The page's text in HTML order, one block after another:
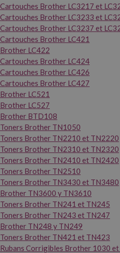
Cartouches Brother LC3217 et
Cartouches Brother LC3233 et
Cartouches Brother LC3237 et
Cartouches Brother LC421
Brother LC422
Cartouches Brother LC424
Cartouches Brother LC426
Cartouches Brother LC427
Brother LC521
Brother LC527
Brother BTD108
Toners Brother TN1050
Toners Brother TN2210 et TN2220
Toners Brother TN2310 et TN2320
Toners Brother TN2410 et TN2420
Toners Brother TN2510
Toners Brother TN3430 et TN3480
Brother TN3600 y TN3610
Toners Brother TN241 et TN245
Toners Brother TN243 et TN247
Brother TN248 y TN249
Toners Brother TN421 et TN423
Rubans Corrigibles Brother 1030